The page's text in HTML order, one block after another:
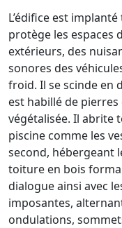
L’édifice est
protège les espaces
extérieurs, des
sonores des
froid. Il se scinde en
est habillé de
végétalisée. Il abrite
piscine comme les
second, hébergeant
toiture en bois
dialogue ainsi avec
imposantes,
ondulations,